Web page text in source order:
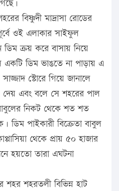
বিষ্ণুদী মাদ্রাসা রোডের
ওই এলাকার সাইফুল
ক্রয় করে বাসায় নিয়ে
একটি ডিম ভাঙতে না পাড়ায় এ
স্টোরে গিয়ে জানালে
এবং বলে সে শহরের পাল
বাবুলের নিকট থেকে শত শত
ডিম পাইকারী বিক্রেতা বাবুল
থেকে প্রায় ৫০ হাজার
হয়তো তারা এঘটনা
শহর শহরতলী বিভিন্ন হাট